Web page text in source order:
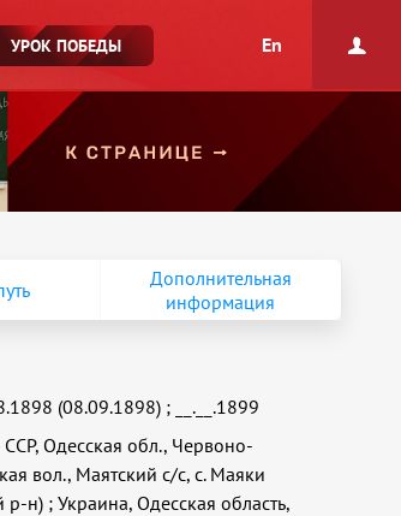
УРОК ПОБЕДЫ En
Дополнительная
информация
(08.09.1898) ;
__.__.1899
ССР, Одесская обл., Червоно-
вол., Маятский с/с, с. Маяки
р-н) ;Украина, Одесская область,